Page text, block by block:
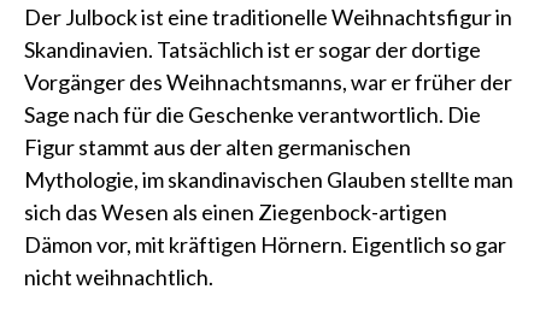
Der Julbock ist eine traditionelle Weihnachtsfigur in
Skandinavien. Tatsächlich ist er sogar der dortige
Vorgänger des Weihnachtsmanns, war er früher der
Sage nach für die Geschenke verantwortlich. Die
Figur stammt aus der alten germanischen
Mythologie, im skandinavischen Glauben stellte man
sich das Wesen als einen Ziegenbock-artigen
Dämon vor, mit kräftigen Hörnern. Eigentlich so gar
nicht weihnachtlich.